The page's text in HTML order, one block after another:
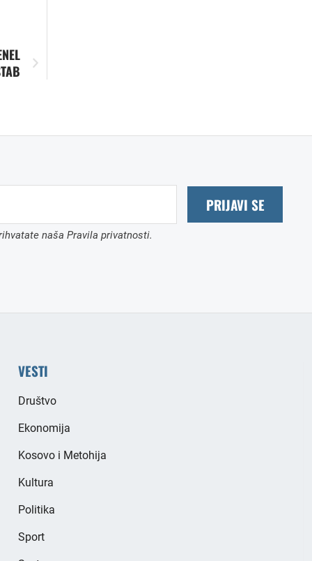
PRIJAVI SE
naša Pravila privatnosti.
VESTI
Društvo
Ekonomija
Kosovo i Metohija
Kultura
Politika
Sport